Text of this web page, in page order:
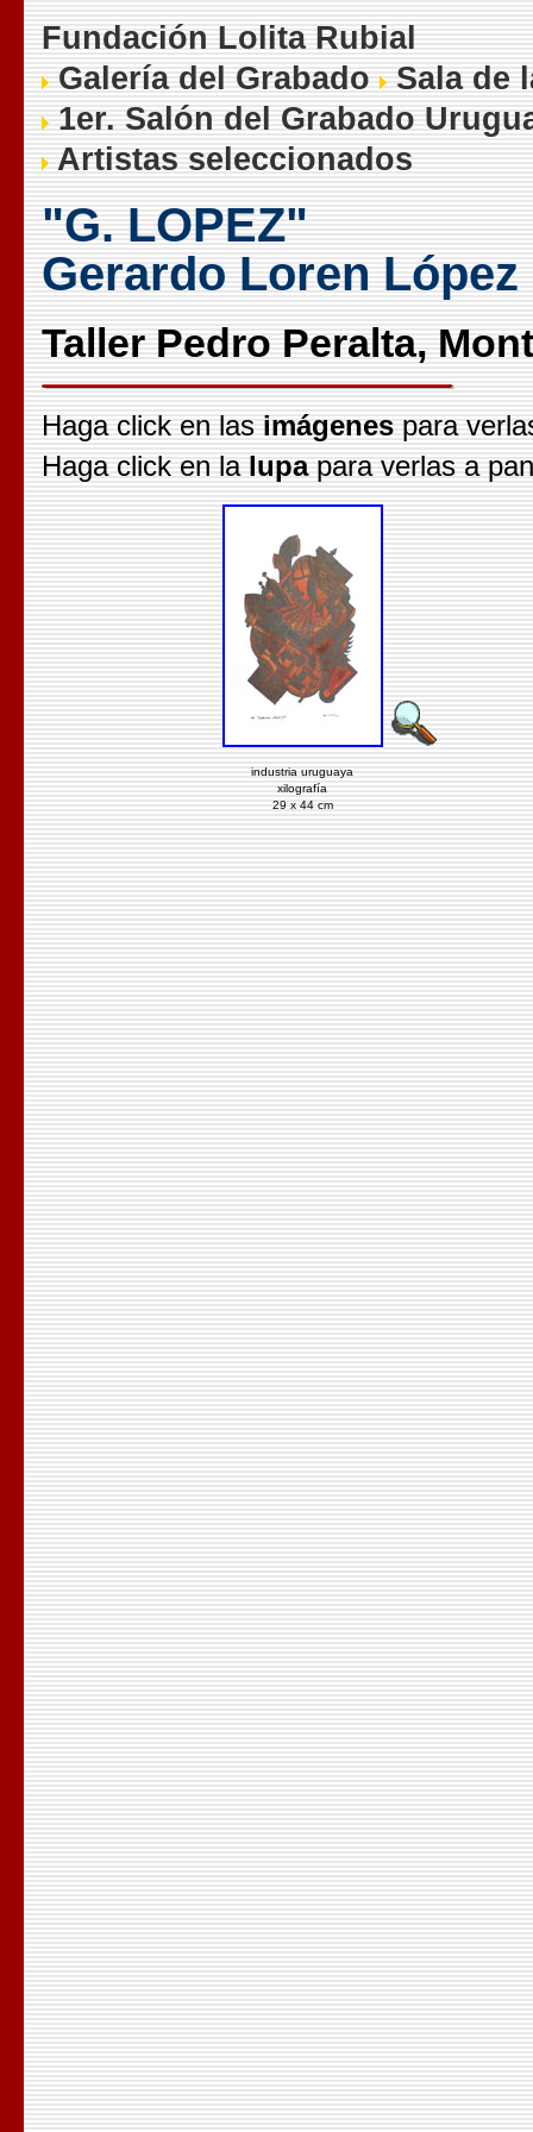
Fundación Lolita Rubial
Galería del Grabado
Sala de
1er. Salón del Grabado
Artistas seleccionados
"G. LOPEZ"
Gerardo Loren
Taller Pedro Peralta,
Haga click en las imágenes para
Haga click en la lupapara verlas a
industria uruguaya
xilografía
29 x 44 cm